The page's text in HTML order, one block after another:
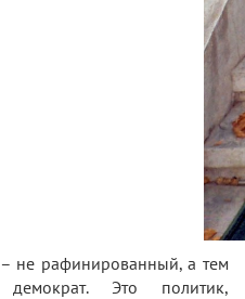
не рафинированный, а тем
Это политик,